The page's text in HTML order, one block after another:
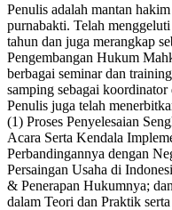
Penulis adalah mantan
purnabakti. Telah
tahun dan juga merangkap
Pengembangan Hukum
berbagai seminar dan
samping sebagai
Penulis juga telah
(1) Proses Penyelesaian
Acara Serta Kendala
Perbandingannya dengan
Persaingan Usaha di
& Penerapan Hukumnya;
dalam Teori dan Praktik